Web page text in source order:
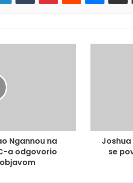
Ngannou na
a odgovorio
se